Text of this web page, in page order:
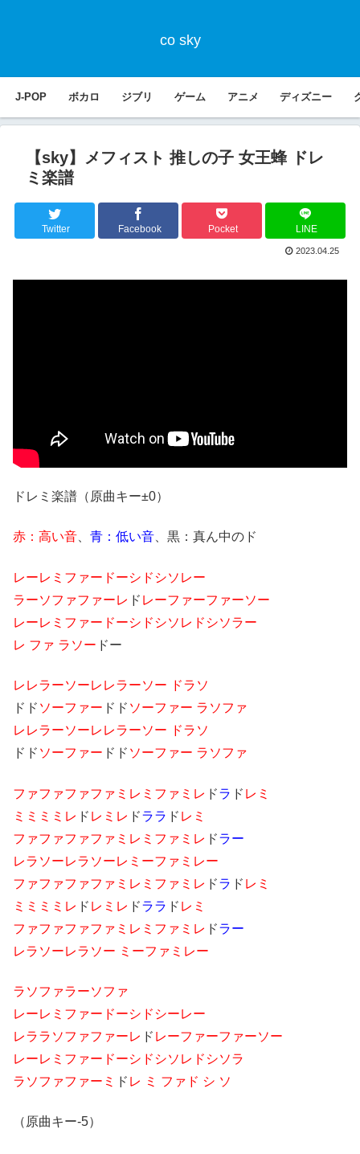
co sky
J-POP ボカロ ジブリ ゲーム アニメ ディズニー
【sky】メフィスト 推しの子 女王蜂 ドレ
ミ楽譜
Twitter Facebook Pocket LINE
2023.04.25
ドレミ楽譜（原曲キー±0）
赤：高い音、 青：低い音、黒：真ん中のド
レーレミファードーシドシソレー
ラーソファファーレ ド レーファーファーソー
レーレミファードーシドシソレドシソラー
レ ファ ラソー ドー
レレラーソーレレラーソー ドラソ
ドド ソーファー ドド ソーファー ラソファ
レレラーソーレレラーソー ドラソ
ドド ソーファー ドド ソーファー ラソファ
ファファファファミレミファミレ ドラ ド レミ
ミミミミレ ド レミレ ドララ ド レミ
ファファファファミレミファミレ ドラー
レラソーレラソーレミーファミレー
ファファファファミレミファミレ ドラ ド レミ
ミミミミレ ド レミレ ドララ ド レミ
ファファファファミレミファミレ ドラー
レラソーレラソー ミーファミレー
ラソファラーソファ
レーレミファードーシドシーレー
レララソファファーレ ド レーファーファーソー
レーレミファードーシドシソレドシソラ
ラソファファーミ ド レ ミ ファド シ ソ
（原曲キー-5）